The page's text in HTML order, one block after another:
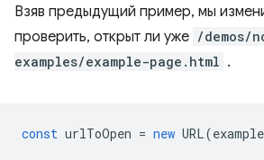
Взяв предыдущий пример, мы
проверить, открыт ли уже /
examples/example-page.html .
const urlToOpen = new URL(